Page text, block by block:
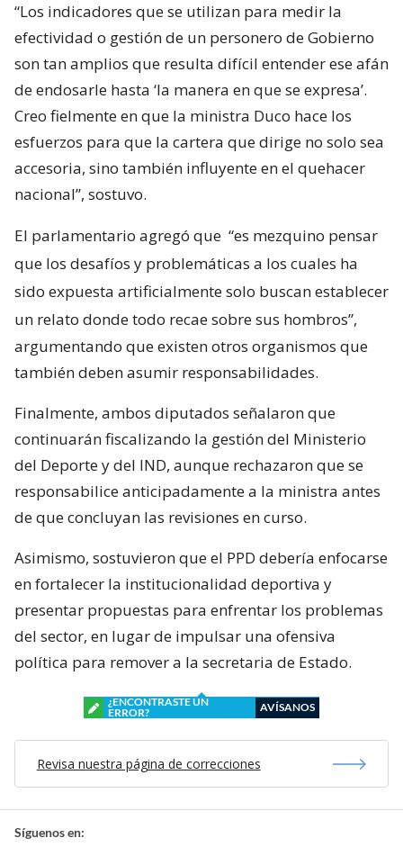
“Los indicadores que se utilizan para medir la
efectividad o gestión de un personero de Gobierno
son tan amplios que resulta difícil entender ese afán
de endosarle hasta ‘la manera en que se expresa’.
Creo fielmente en que la ministra Duco hace los
esfuerzos para que la cartera que dirige no solo sea
accesoria, sino también influyente en el quehacer
nacional”, sostuvo.
El parlamentario agregó que “es mezquino pensar
que los desafíos y problemáticas a los cuales ha
sido expuesta artificialmente solo buscan establecer
un relato donde todo recae sobre sus hombros”,
argumentando que existen otros organismos que
también deben asumir responsabilidades.
Finalmente, ambos diputados señalaron que
continuarán fiscalizando la gestión del Ministerio
del Deporte y del IND, aunque rechazaron que se
responsabilice anticipadamente a la ministra antes
de que concluyan las revisiones en curso.
Asimismo, sostuvieron que el PPD debería enfocarse
en fortalecer la institucionalidad deportiva y
presentar propuestas para enfrentar los problemas
del sector, en lugar de impulsar una ofensiva
política para remover a la secretaria de Estado.
¿ENCONTRASTE UN
ERROR?
AVÍSANOS
Revisa nuestra página de correcciones
Síguenos en: